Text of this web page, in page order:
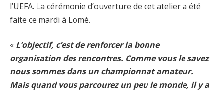
l’UEFA. La cérémonie d’ouverture de cet atelier a été
faite ce mardi à Lomé.
« L’objectif, c’est de renforcer la bonne
organisation des rencontres. Comme vous le savez
nous sommes dans un championnat amateur.
Mais quand vous parcourez un peu le monde, il y a